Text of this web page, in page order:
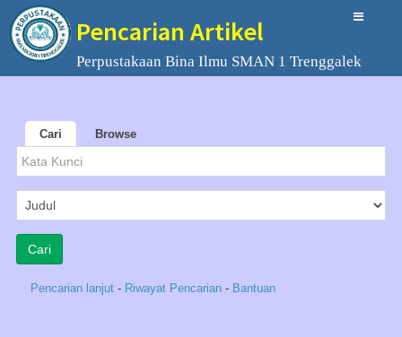
Pencarian Artikel
Perpustakaan Bina Ilmu SMAN 1 Trenggalek
Cari Browse
Pencarian lanjut - Riwayat Pencarian - Bantuan